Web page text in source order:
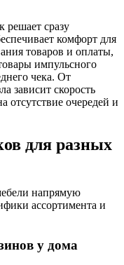
решает сразу
комфорт для
товаров и оплаты,
импульсного
чека. От
зависит скорость
отсутствие очередей и
для разных
напрямую
ассортимента и
у дома